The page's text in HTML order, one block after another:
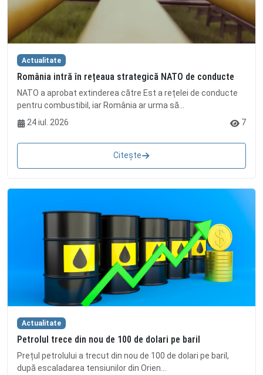
Actualitate
România intră în rețeaua strategică NATO de conducte
NATO a aprobat extinderea către Est a rețelei de conducte
pentru combustibil, iar România ar urma să...
24 iul. 2026
7
Citește
Actualitate
Petrolul trece din nou de 100 de dolari pe baril
Prețul petrolului a trecut din nou de 100 de dolari pe baril,
după escaladarea tensiunilor din Orien...